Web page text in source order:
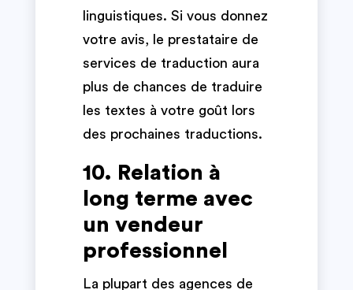
linguistiques. Si vous donnez
votre avis, le prestataire de
services de traduction aura
plus de chances de traduire
les textes à votre goût lors
des prochaines traductions.
10. Relation à
long terme avec
un vendeur
professionnel
La plupart des agences de